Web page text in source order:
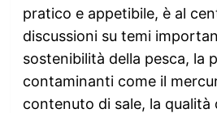
pratico e appetibile, è al
discussioni su temi
sostenibilità della pesca, la
contaminanti come il
contenuto di sale, la qualità